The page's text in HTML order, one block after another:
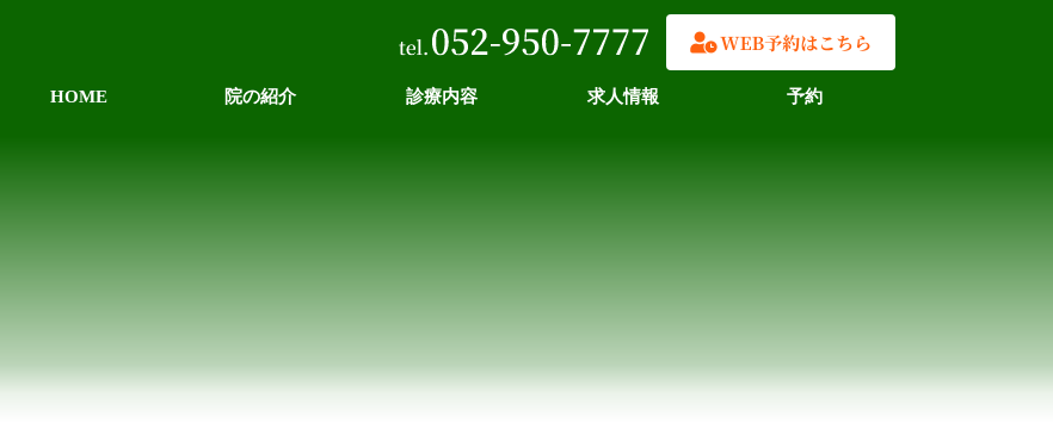
HOME 院の紹介 診療内容 求人情報 予約